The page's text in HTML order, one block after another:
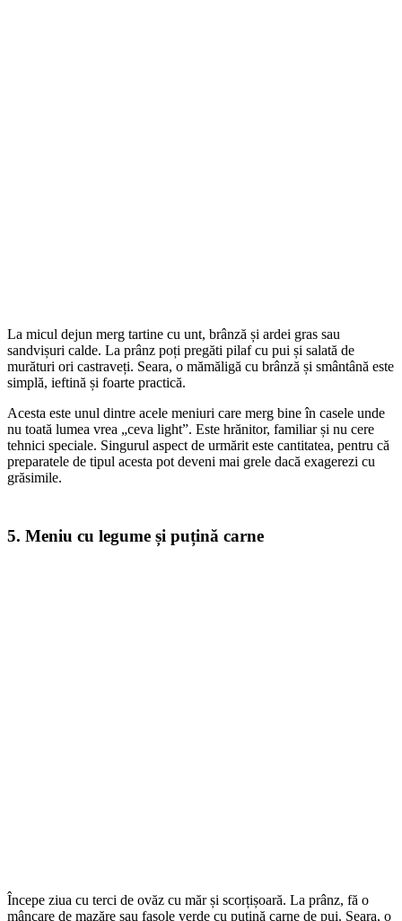
La micul dejun merg tartine cu unt, brânză și ardei gras sau
sandvișuri calde. La prânz poți pregăti pilaf cu pui și salată de
murături ori castraveți. Seara, o mămăligă cu brânză și smântână este
simplă, ieftină și foarte practică.
Acesta este unul dintre acele meniuri care merg bine în casele unde
nu toată lumea vrea „ceva light”. Este hrănitor, familiar și nu cere
tehnici speciale. Singurul aspect de urmărit este cantitatea, pentru că
preparatele de tipul acesta pot deveni mai grele dacă exagerezi cu
grăsimile.
5. Meniu cu legume și puțină carne
Începe ziua cu terci de ovăz cu măr și scorțișoară. La prânz, fă o
mâncare de mazăre sau fasole verde cu puțină carne de pui. Seara, o